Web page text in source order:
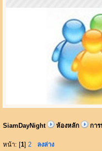
SiamDayNight ห้องหลัก กา
หน้า: [1] 2 ลงล่าง